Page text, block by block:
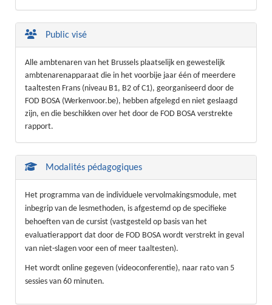
Public visé
Alle ambtenaren van het Brussels plaatselijk en gewestelijk
ambtenarenapparaat die in het voorbije jaar één of meerdere
taaltesten Frans (niveau B1, B2 of C1), georganiseerd door de
FOD BOSA (Werkenvoor.be), hebben afgelegd en niet geslaagd
zijn, en die beschikken over het door de FOD BOSA verstrekte
rapport.
Modalités pédagogiques
Het programma van de individuele vervolmakingsmodule, met
inbegrip van de lesmethoden, is afgestemd op de specifieke
behoeften van de cursist (vastgesteld op basis van het
evaluatierapport dat door de FOD BOSA wordt verstrekt in geval
van niet-slagen voor een of meer taaltesten).
Het wordt online gegeven (videoconferentie), naar rato van 5
sessies van 60 minuten.